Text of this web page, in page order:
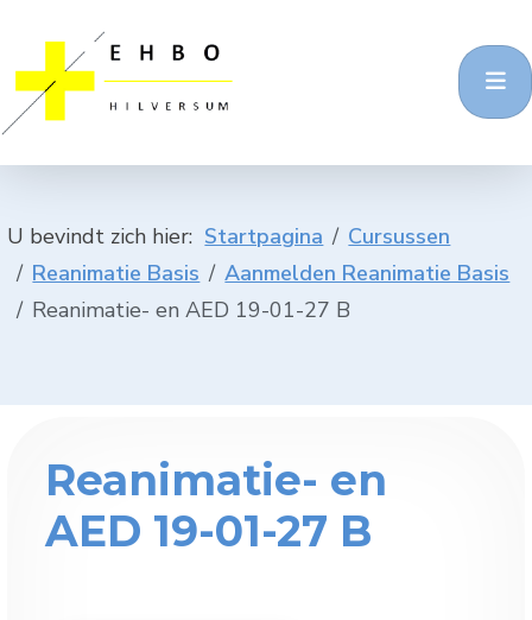
U bevindt zich hier: Startpagina
Cursussen
Reanimatie Basis
Aanmelden Reanimatie Basis
Reanimatie- en AED 19-01-27 B
Reanimatie- en
AED 19-01-27 B